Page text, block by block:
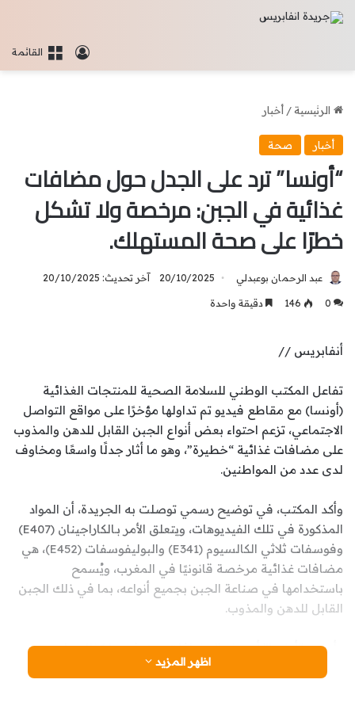
القائمةتسجيل
الرئيسية/ أخبار
أخبار صحة
“أونسا” ترد على الجدل حول مضافات
غذائية في الجبن: مرخصة ولا تشكل
خطرًا على صحة المستهلك.
عبد الرحمان بوعبدلي 20/10/2025 آخر تحديث: 20/10/2025
0
146 دقيقة واحدة
أنفابريس //
تفاعل المكتب الوطني للسلامة الصحية للمنتجات الغذائية
(أونسا) مع مقاطع فيديو تم تداولها مؤخرًا على مواقع التواصل
الاجتماعي، تزعم احتواء بعض أنواع الجبن القابل للدهن والمذوب
على مضافات غذائية “خطيرة”، وهو ما أثار جدلًا واسعًا ومخاوف
لدى عدد من المواطنين.
وأكد المكتب، في توضيح رسمي توصلت به الجريدة، أن المواد
المذكورة في تلك الفيديوهات، ويتعلق الأمر بـالكاراجينان (E407)
وفوسفات ثلاثي الكالسيوم (E341) والبوليفوسفات (E452)، هي
مضافات غذائية مرخصة قانونيًا في المغرب، ويُسمح
باستخدامها في صناعة الجبن بجميع أنواعه، بما في ذلك الجبن
القابل للدهن والمذوب.
وأوضح “أونسا” أن هذه المضافات معترف بها كذلك على
الصعيد الدولي، حيث تُستخدم وفقًا لمعايير الدستور الغذائي
اظهر المزيد